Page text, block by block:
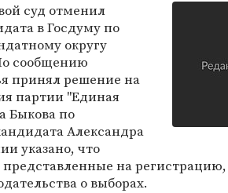
суд отменил
в Госдуму по
округу
сообщению
принял решение на
партии "Единая
Быкова по
Александра
указано, что
на регистрацию,
о выборах.